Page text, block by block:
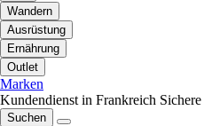
Wandern
Ausrüstung
Ernährung
Outlet
Marken
Kundendienst in Frankreich
Suchen